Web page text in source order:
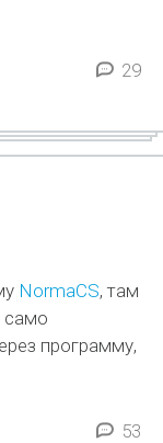
29
NormaCS, там
само
программу,
53